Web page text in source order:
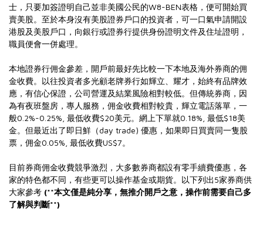
士，只要加簽證明自己並非美國公民的W8-BEN表格，便可開始買
賣美股。至於本身沒有美股證券戶口的投資者，可一口氣申請開設
港股及美股戶口，向銀行或證券行提供身份證明文件及住址證明，
職員便會一併處理。
本地證券行佣金參差，開戶前最好先比較一下本地及海外券商的佣
金收費。以往投資者多光顧老牌券行如輝立、耀才，始終有品牌效
應，有信心保證，公司營運及結業風險相對較低。但傳統券商，因
為有夜班盤房，專人服務，佣金收費相對較貴，輝立電話落單，一
般0.2%-0.25%, 最低收費$20美元。網上下單就0.18%, 最低$18美
金。但最近出了即日鮮（day trade) 優惠，如果即日買賣同一隻股
票，佣金0.05%, 最低收費US$7。
目前券商佣金收費競爭激烈，大多數券商都設有零手續費優惠，各
家的特色都不同，有些更可以操作基金或期貨。以下列出5家券商供
大家參考 (**本文僅是純分享，無推介開戶之意，操作前需要自己多
了解與判斷**)